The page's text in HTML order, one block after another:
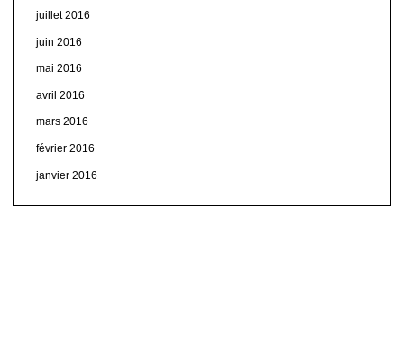
juillet 2016
juin 2016
mai 2016
avril 2016
mars 2016
février 2016
janvier 2016